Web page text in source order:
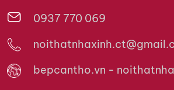
0937 770 069
bepcantho.vn -